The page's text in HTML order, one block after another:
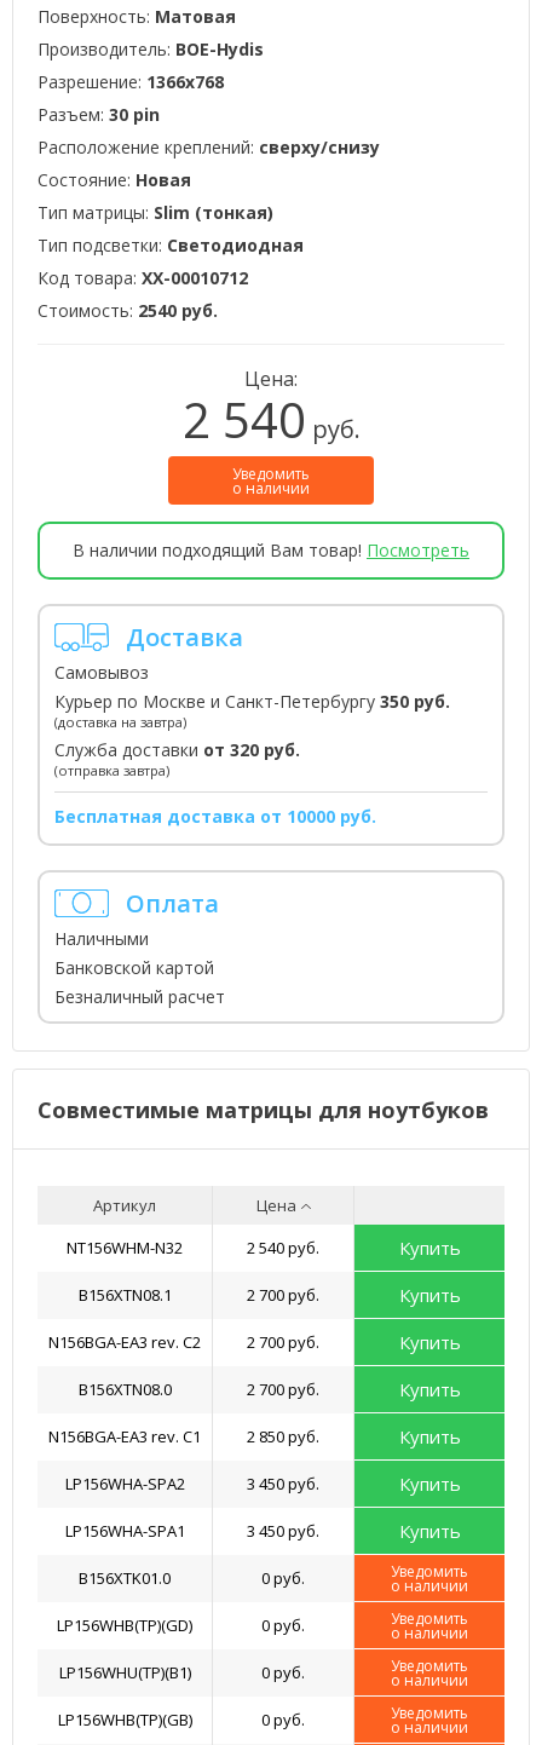
Поверхность: Матовая
Производитель: BOE-Hydis
Разрешение: 1366x768
Разъем: 30 pin
Расположение креплений: сверху/снизу
Состояние: Новая
Тип матрицы: Slim (тонкая)
Тип подсветки: Светодиодная
Код товара: XX-00010712
Стоимость: 2540 руб.
Цена:
2 540 руб.
Уведомить
о наличии
В наличии подходящий Вам товар! Посмотреть
Доставка
Самовывоз
Курьер по Москве и Санкт-Петербургу 350 руб.
(доставка на завтра)
Служба доставки от 320 руб.
(отправка завтра)
Бесплатная доставка от 10000 руб.
Оплата
Наличными
Банковской картой
Безналичный расчет
Совместимые матрицы для ноутбуков
Артикул
Цена
NT156WHM-N32
2 540 руб. Купить
B156XTN08.1 2 700 руб. Купить
N156BGA-EA3 rev. C2 2 700 руб. Купить
B156XTN08.0 2 700 руб. Купить
N156BGA-EA3 rev. C1 2 850 руб. Купить
LP156WHA-SPA2 3 450 руб. Купить
LP156WHA-SPA1 3 450 руб. Купить
B156XTK01.0 0 руб. Уведомить
о наличии
LP156WHB(TP)(GD) 0 руб. Уведомить
о наличии
LP156WHU(TP)(B1) 0 руб. Уведомить
о наличии
LP156WHB(TP)(GB) 0 руб. Уведомить
о наличии